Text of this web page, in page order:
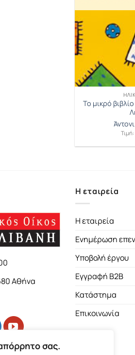
σας.
Το μικρό
Τιμή:
Αθήνα
Η εταιρεία
Η εταιρεία
Ενημέρωση
Υποβολή έργου
Εγγραφή B2B
Κατάστημα
Επικοινωνία